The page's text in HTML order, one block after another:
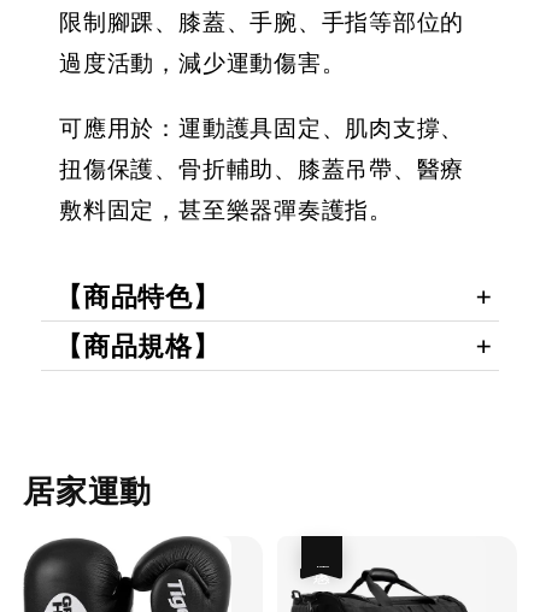
限制腳踝、膝蓋、手腕、手指等部位的
過度活動，減少運動傷害。
可應用於：運動護具固定、肌肉支撐、
扭傷保護、骨折輔助、膝蓋吊帶、醫療
敷料固定，甚至樂器彈奏護指。
【商品特色】
【商品規格】
居家運動